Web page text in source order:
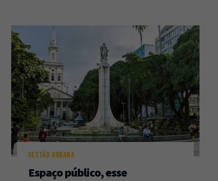
GESTÃO URBANA
Espaço público, esse